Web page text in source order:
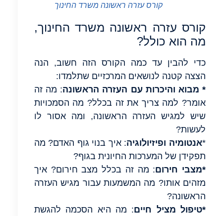
קורס עזרה ראשונה משרד החינוך
קורס עזרה ראשונה משרד החינוך,
מה הוא כולל?
כדי להבין עד כמה הקורס הזה חשוב, הנה
הצצה קטנה לנושאים המרכזיים שתלמדו:
* מבוא והיכרות עם העזרה הראשונה: מה זה
אומר? למה צריך את זה בכלל? מה הסמכויות
שיש למגיש העזרה הראשונה, ומה אסור לו
לעשות?
*אנטומיה ופיזיולוגיה: איך בנוי גוף האדם? מה
תפקידן של המערכות החיונית בגוף?
*מצבי חירום: מה זה בכלל מצב חירום? איך
מזהים אותו? מה המשמעות עבור מגיש העזרה
הראשונה?
*טיפול מציל חיים: מה היא הסכמה להגשת